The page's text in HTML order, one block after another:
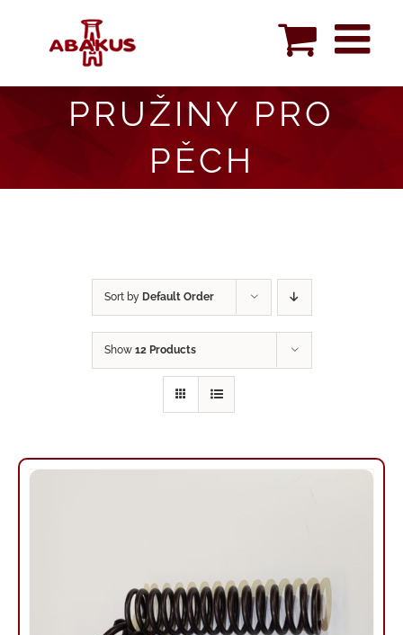
content
PRUŽINY PRO
PĚCH
Sort by Default Order
Show 12 Products